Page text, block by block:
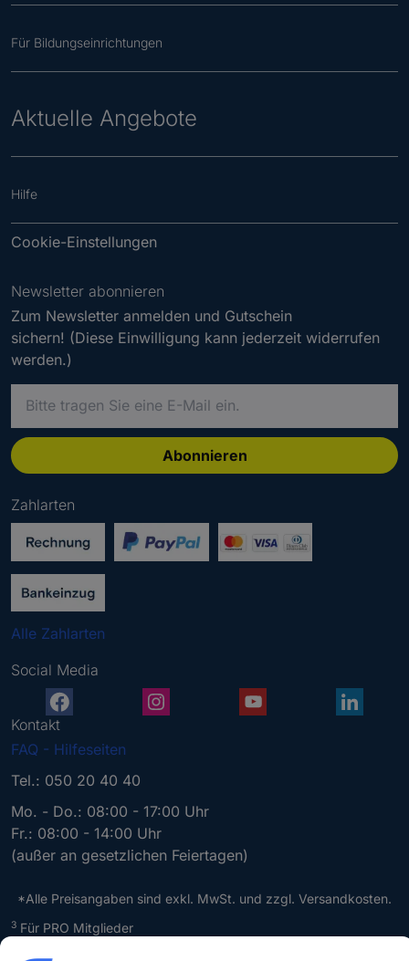
Für Bildungseinrichtungen
Aktuelle Angebote
Hilfe
Cookie-Einstellungen
Newsletter abonnieren
Zum Newsletter anmelden und Gutschein
sichern! (Diese Einwilligung kann jederzeit widerrufen
werden.)
t
e
e
n
i
e
i
g
ü
l
i
g
e
a
Abonnieren
Zahlarten
Alle Zahlarten
Social Media
Kontakt
FAQ - Hilfeseiten
Tel.: 050 20 40 40
Mo. - Do.: 08:00 - 17:00 Uhr
Fr.: 08:00 - 14:00 Uhr
(außer an gesetzlichen Feiertagen)
*Alle Preisangaben sind exkl. MwSt. und zzgl. Versandkosten.
*
A
3 Für PRO Mitglieder